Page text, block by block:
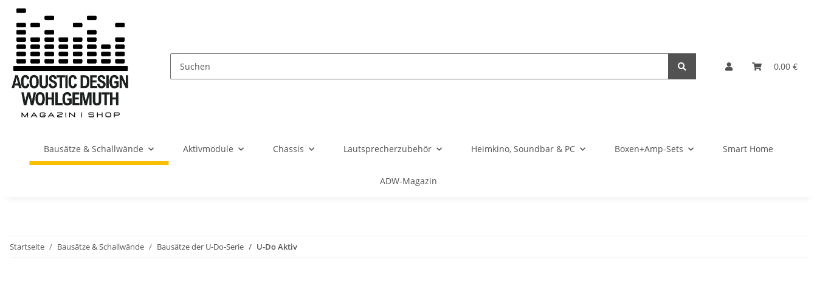
0,00 €
Bausätze & Schallwände Aktivmodule Chassis Lautsprecherzubehör Heimkino, Soundbar & PC Boxen+Amp-Sets Smart Home
ADW-Magazin
Startseite Bausätze & Schallwände Bausätze der U-Do-Serie U-Do Aktiv